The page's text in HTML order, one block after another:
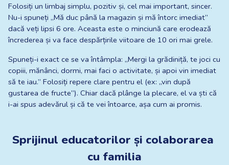
Folosiți un limbaj simplu, pozitiv și, cel mai important, sincer.
Nu-i spuneți „Mă duc până la magazin și mă întorc imediat”
dacă veți lipsi 6 ore. Aceasta este o minciună care erodează
încrederea și va face despărțirile viitoare de 10 ori mai grele.
Spuneți-i exact ce se va întâmpla: „Mergi la grădiniță, te joci cu
copiii, mănânci, dormi, mai faci o activitate, și apoi vin imediat
să te iau.” Folosiți repere clare pentru el (ex: „vin după
gustarea de fructe”). Chiar dacă plânge la plecare, el va ști că
i-ai spus adevărul și că te vei întoarce, așa cum ai promis.
Sprijinul educatorilor și colaborarea
cu familia